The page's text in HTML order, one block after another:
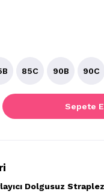
85C 90B 90C
Dolgusuz